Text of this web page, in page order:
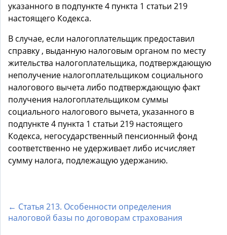
указанного в подпункте 4 пункта 1 статьи 219
настоящего Кодекса.
В случае, если налогоплательщик предоставил
справку , выданную налоговым органом по месту
жительства налогоплательщика, подтверждающую
неполучение налогоплательщиком социального
налогового вычета либо подтверждающую факт
получения налогоплательщиком суммы
социального налогового вычета, указанного в
подпункте 4 пункта 1 статьи 219 настоящего
Кодекса, негосударственный пенсионный фонд
соответственно не удерживает либо исчисляет
сумму налога, подлежащую удержанию.
← Статья 213. Особенности определения
налоговой базы по договорам страхования